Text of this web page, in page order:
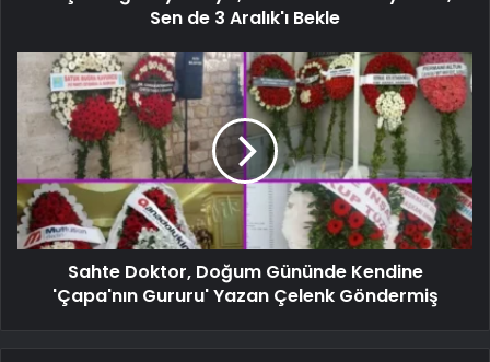
Sen de 3 Aralık'ı Bekle
Sahte Doktor, Doğum Gününde Kendine
'Çapa'nın Gururu' Yazan Çelenk Göndermiş